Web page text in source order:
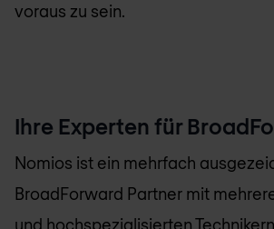
voraus zu sein.
Ihre Experten für
Nomios ist ein mehrfach
BroadForward Partner mit
und hochspezialisierten